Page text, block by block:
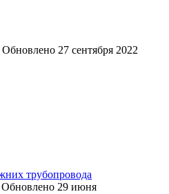
Обновлено 27 сентября 2022
трубопровода
Обновлено 29 июня